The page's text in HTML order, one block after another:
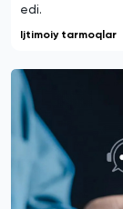
edi.
Ijtimoiy tarmoqlar